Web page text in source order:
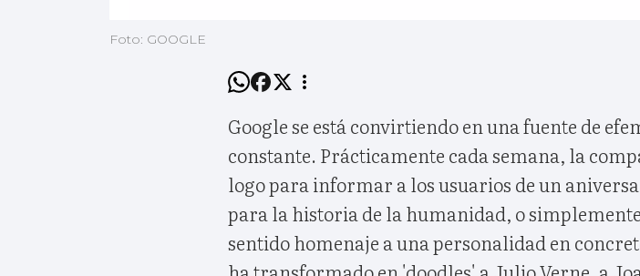
Foto: GOOGLE
Google se está convirtiendo en una fuente de
constante. Prácticamente cada semana, la
logo para informar a los usuarios de un
para la historia de la humanidad, o
sentido homenaje a una personalidad en